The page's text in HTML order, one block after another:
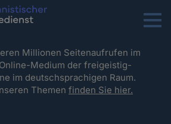
Menu
Millionen Seitenaufrufen im
Medium der freigeistig-
im deutschsprachigen Raum.
Themenfinden Sie hier.